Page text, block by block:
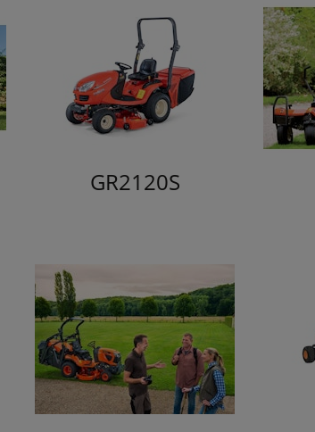
GR2120S